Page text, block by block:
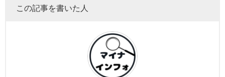
この記事を書いた人